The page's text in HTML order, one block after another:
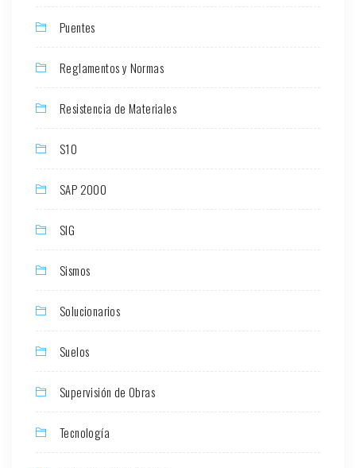
Puentes
Reglamentos y Normas
Resistencia de Materiales
S10
SAP 2000
SIG
Sismos
Solucionarios
Suelos
Supervisión de Obras
Tecnología